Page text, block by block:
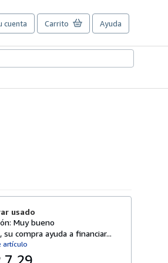
cuenta Carrito Ayuda
usado
Muy bueno
su compra ayuda a financiar...
artículo